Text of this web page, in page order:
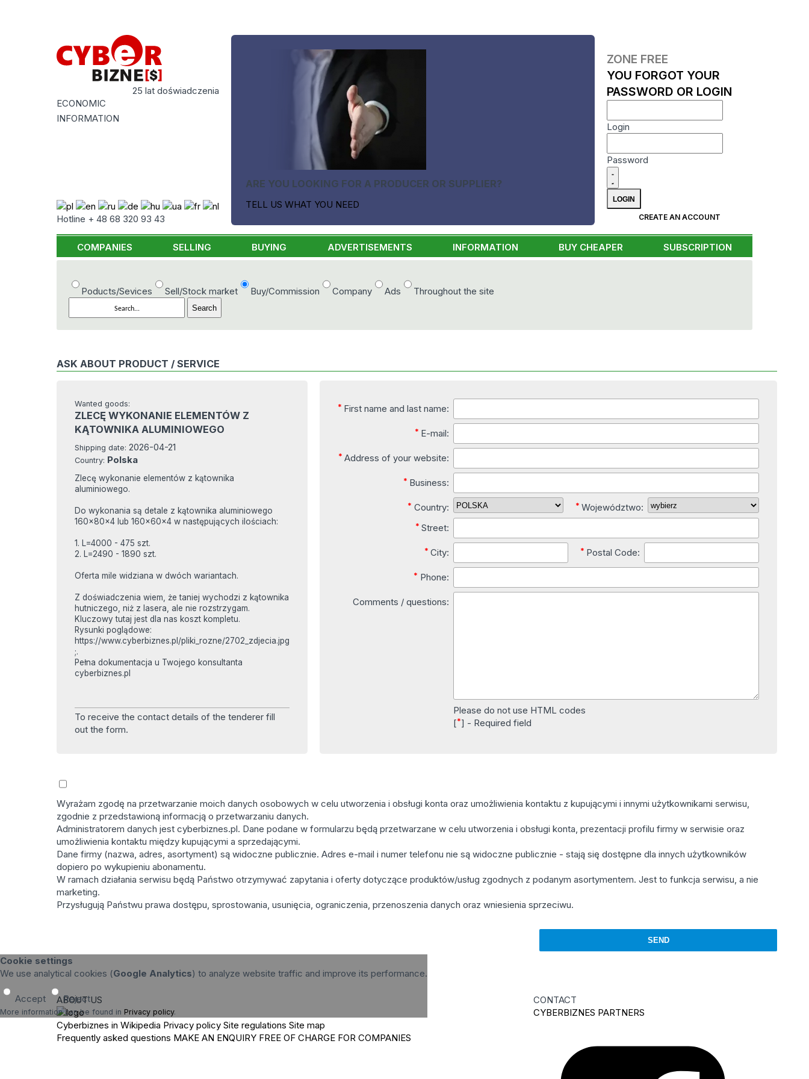
25 lat doświadczenia
ECONOMIC
INFORMATION
Hotline + 48 68 320 93 43
ARE YOU LOOKING FOR A PRODUCER OR SUPPLIER?
TELL US WHAT YOU NEED
ZONE FREE
YOU FORGOT YOUR
PASSWORD OR LOGIN
Login
Password
CREATE AN ACCOUNT
COMPANIES SELLING BUYING ADVERTISEMENTS INFORMATION BUY CHEAPER SUBSCRIPTION
Poducts/Sevices Sell/Stock market Buy/Commission Company Ads Throughout the site
ASK ABOUT PRODUCT / SERVICE
Wanted goods:
ZLECĘ WYKONANIE ELEMENTÓW Z
KĄTOWNIKA ALUMINIOWEGO
Shipping date:2026-04-21
Country: Polska
Zlecę wykonanie elementów z kątownika
aluminiowego.
Do wykonania są detale z kątownika aluminiowego
160x80x4 lub 160x60x4 w następujących ilościach:
1. L=4000 - 475 szt.
2. L=2490 - 1890 szt.
Oferta mile widziana w dwóch wariantach.
Z doświadczenia wiem, że taniej wychodzi z kątownika
hutniczego, niż z lasera, ale nie rozstrzygam.
Kluczowy tutaj jest dla nas koszt kompletu.
Rysunki poglądowe:
https://www.cyberbiznes.pl/pliki_rozne/2702_zdjecia.jpg
;.
Pełna dokumentacja u Twojego konsultanta
cyberbiznes.pl
To receive the contact details of the tenderer fill
out the form.
* First name and last name:
* E-mail:
* Address of your website:
* Business:
* Country: *Województwo:
*Street:
*City: * Postal Code:
* Phone:
Comments / questions:
Please do not use HTML codes
[*] - Required field
Wyrażam zgodę na przetwarzanie moich danych osobowych w celu utworzenia i obsługi konta oraz umożliwienia kontaktu z kupującymi i innymi użytkownikami serwisu,
zgodnie z przedstawioną informacją o przetwarzaniu danych.
Administratorem danych jest cyberbiznes.pl. Dane podane w formularzu będą przetwarzane w celu utworzenia i obsługi konta, prezentacji profilu firmy w serwisie oraz
umożliwienia kontaktu między kupującymi a sprzedającymi.
Dane firmy (nazwa, adres, asortyment) są widoczne publicznie. Adres e-mail i numer telefonu nie są widoczne publicznie - stają się dostępne dla innych użytkowników
dopiero po wykupieniu abonamentu.
W ramach działania serwisu będą Państwo otrzymywać zapytania i oferty dotyczące produktów/usług zgodnych z podanym asortymentem. Jest to funkcja serwisu, a nie
marketing.
Przysługują Państwu prawa dostępu, sprostowania, usunięcia, ograniczenia, przenoszenia danych oraz wniesienia sprzeciwu.
Cookie settings
We use analytical cookies (Google Analytics) to analyze website traffic and improve its performance.
Accept Reject
More information can be found in Privacy policy.
ABOUT US
Cyberbiznes in Wikipedia Privacy policy Site regulations Site map
Frequently asked questions MAKE AN ENQUIRY FREE OF CHARGE FOR COMPANIES
CONTACT
CYBERBIZNES PARTNERS